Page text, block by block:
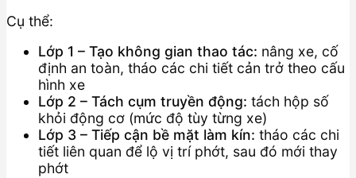
Cụ thể:
Lớp 1 – Tạo không gian thao tác: nâng xe, cố
định an toàn, tháo các chi tiết cản trở theo cấu
hình xe
Lớp 2 – Tách cụm truyền động: tách hộp số
khỏi động cơ (mức độ tùy từng xe)
Lớp 3 – Tiếp cận bề mặt làm kín: tháo các chi
tiết liên quan để lộ vị trí phớt, sau đó mới thay
phớt